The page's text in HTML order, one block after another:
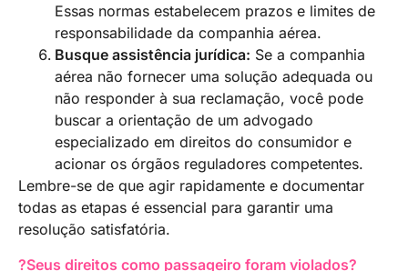
Essas normas estabelecem prazos e limites de
responsabilidade da companhia aérea.
Busque assistência jurídica: Se a companhia
aérea não fornecer uma solução adequada ou
não responder à sua reclamação, você pode
buscar a orientação de um advogado
especializado em direitos do consumidor e
acionar os órgãos reguladores competentes.
Lembre-se de que agir rapidamente e documentar
todas as etapas é essencial para garantir uma
resolução satisfatória.
?Seus direitos como passageiro foram violados?